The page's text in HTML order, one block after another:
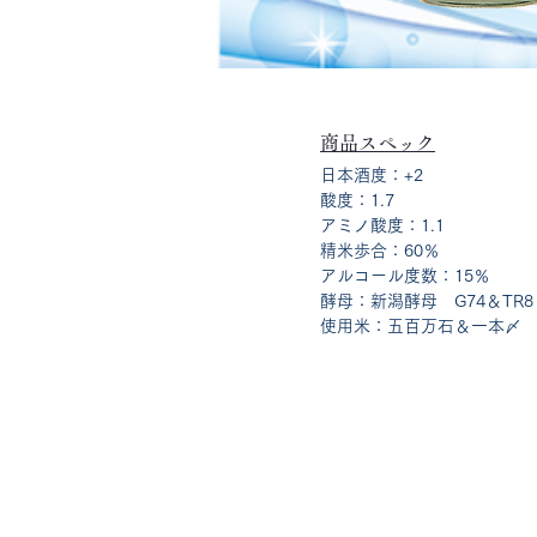
商品スペック
日本酒度：+2
酸度：1.7
アミノ酸度：1.1
精米歩合：60％
アルコール度数：15％
酵母：新潟酵母 G74＆TR8
使用米：五百万石＆一本〆